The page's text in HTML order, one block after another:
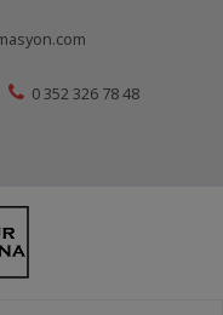
0 352 326 78 48